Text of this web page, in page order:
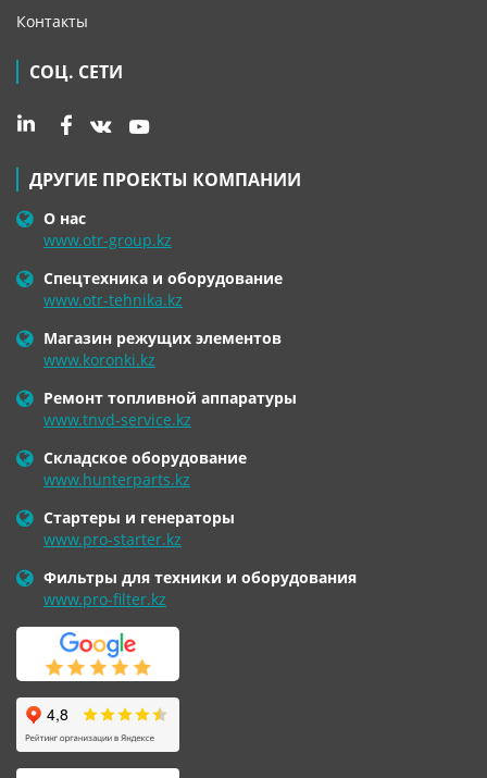
Контакты
СОЦ. СЕТИ
ДРУГИЕ ПРОЕКТЫ КОМПАНИИ
О нас
www.otr-group.kz
Спецтехника и оборудование
www.otr-tehnika.kz
Магазин режущих элементов
www.koronki.kz
Ремонт топливной аппаратуры
www.tnvd-service.kz
Складское оборудование
www.hunterparts.kz
Стартеры и генераторы
www.pro-starter.kz
Фильтры для техники и оборудования
www.pro-filter.kz